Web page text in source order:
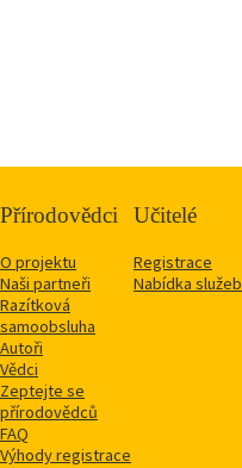
Přírodovědci
O projektu
Naši partneři
Razítková
samoobsluha
Autoři
Vědci
Zeptejte se
přírodovědců
FAQ
Výhody registrace
Učitelé
Registrace
Nabídka služeb